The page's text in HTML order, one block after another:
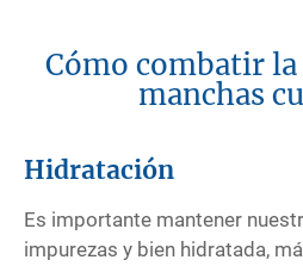
Cómo combatir la
manchas
Hidratación
Es importante mantener
impurezas y bien hidratada,